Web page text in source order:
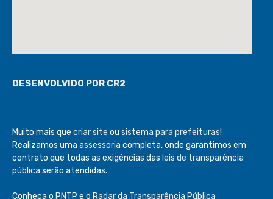
DESENVOLVIDO POR CR2
Muito mais que criar site ou sistema para prefeituras!
Realizamos uma assessoria completa, onde garantimos em
contrato que todas as exigências das leis de transparência
pública serão atendidas.
Conheça o PNTP e o Radar da Transparência Pública